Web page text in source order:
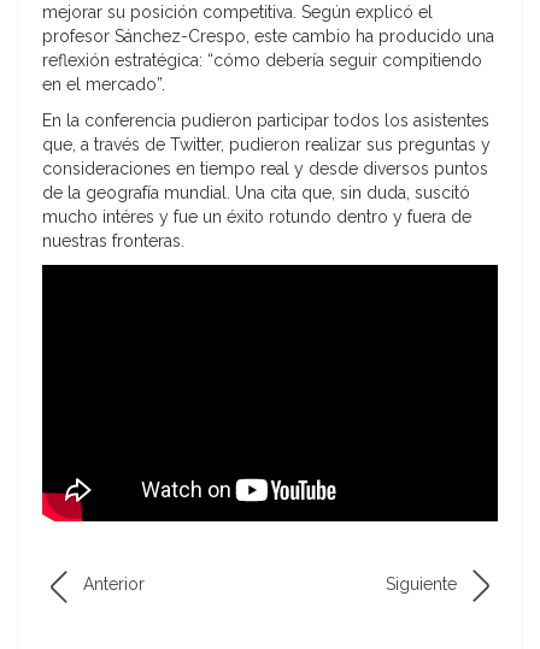
mejorar su posición competitiva. Según explicó el
profesor Sánchez-Crespo, este cambio ha producido una
reflexión estratégica: “cómo debería seguir compitiendo
en el mercado”.
En la conferencia pudieron participar todos los asistentes
que, a través de Twitter, pudieron realizar sus preguntas y
consideraciones en tiempo real y desde diversos puntos
de la geografía mundial. Una cita que, sin duda, suscitó
mucho intéres y fue un éxito rotundo dentro y fuera de
nuestras fronteras.
Anterior Siguiente